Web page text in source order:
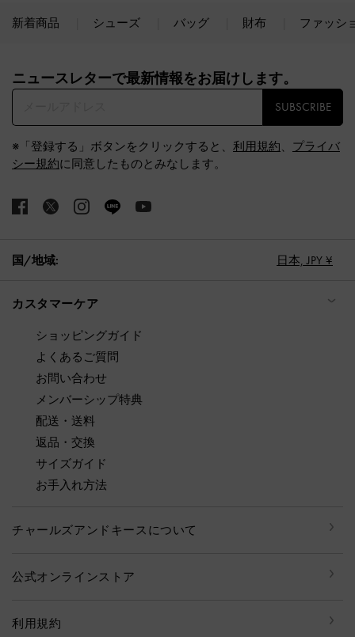
新着商品 シューズ バッグ 財布 ファッシ
ニュースレターで最新情報をお届けします。​
SUBSCRIBE
※「登録する」ボタンをクリックすると、 利用規約、 プライバ
シー規約に同意したものとみなします。
国/地域: 日本, JPY ¥
カスタマーケア
ショッピングガイド
よくあるご質問
お問い合わせ
メンバーシップ特典
配送・送料
返品・交換
サイズガイド
お手入れ方法
チャールズアンドキースについて
公式オンラインストア
利用規約